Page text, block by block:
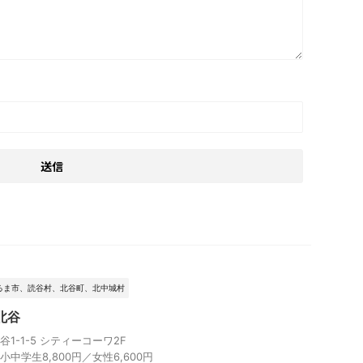
ま市、読谷村、北谷町、北中城村
谷
1-1-5 シティーコーワ2F
中学生8,800円／女性6,600円